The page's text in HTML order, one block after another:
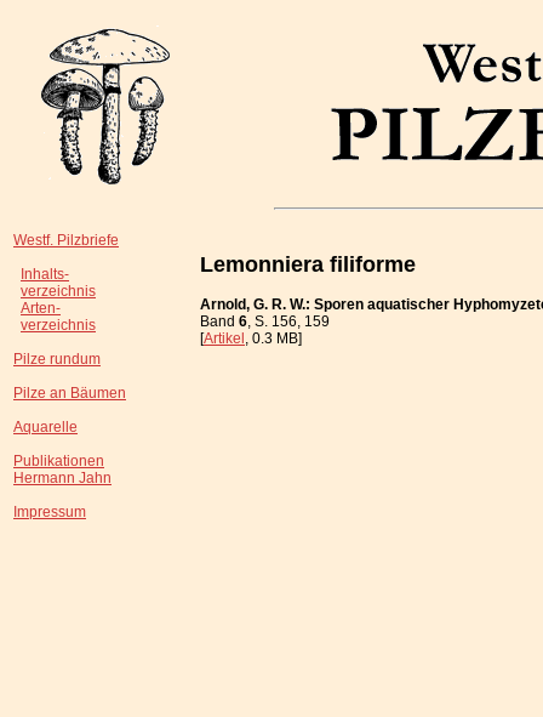
Westf. Pilzbriefe
Inhalts-
verzeichnis
Arten-
verzeichnis
Pilze rundum
Pilze an Bäumen
Aquarelle
Publikationen
Hermann Jahn
Impressum
Lemonniera filiforme
Arnold, G. R. W.: Sporen aquatischer
Band 6, S. 156, 159
[Artikel, 0.3 MB]